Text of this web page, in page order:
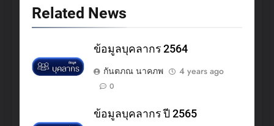
Related News
ข้อมูลบุคลากร 2564
กันตภณ นาคภพ
4 years ago
0
ข้อมูลบุคลากร ปี 2565